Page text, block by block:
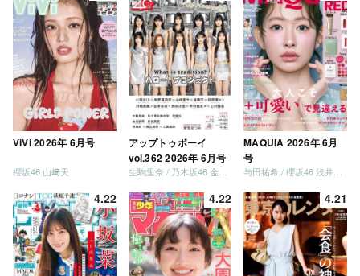
ViVi 2026年 6月号
櫻坂46 山﨑天
アップトゥボーイ
vol.362 2026年 6月号
生駒里奈 / 乃木坂46 金川紗耶 森平麗心
MAQUIA 2026年 6月
号
与田祐希 / 櫻坂46 浅井恋乃未
4.22 4.22 4.21